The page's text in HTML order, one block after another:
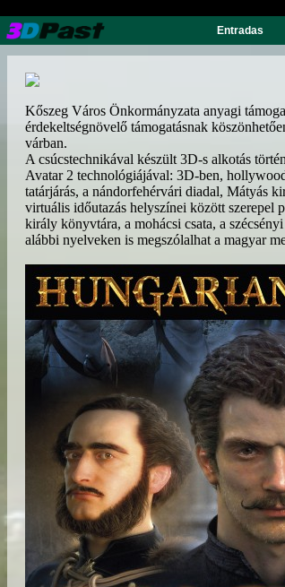
Entradas
Kőszeg Város Önkormányzata anyagi
érdekeltségnövelő támogatásnak
várban.
A csúcstechnikával készült 3D-s alkotás
Avatar 2 technológiájával: 3D-ben,
tatárjárás, a nándorfehérvári diadal, Mátyás
virtuális időutazás helyszínei között szerepel
király könyvtára, a mohácsi csata, a
alábbi nyelveken is megszólalhat a magyar